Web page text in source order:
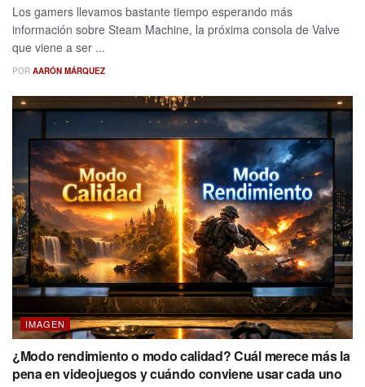
Los gamers llevamos bastante tiempo esperando más
información sobre Steam Machine, la próxima consola de Valve
que viene a ser ...
POR AARÓN MÁRQUEZ
IMAGEN
¿Modo rendimiento o modo calidad? Cuál merece más la
pena en videojuegos y cuándo conviene usar cada uno